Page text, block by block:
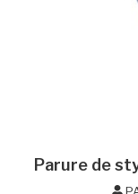
Parure de